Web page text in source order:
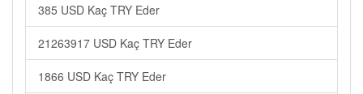
385 USD Kaç TRY Eder
21263917 USD Kaç TRY Eder
1866 USD Kaç TRY Eder